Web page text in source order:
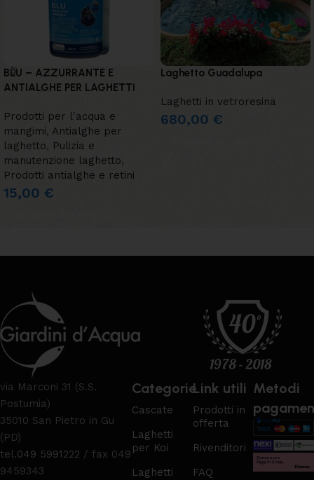
BLU – AZZURRANTE E
ANTIALGHE PER LAGHETTI
Prodotti per l'acqua e
mangimi, Antialghe per
laghetto, Pulizia e
manutenzione laghetto,
Prodotti antialghe e retini
15,00 €
Laghetto Guadalupa
Laghetti in vetroresina
680,00 €
via Marconi 31 (S.S.
Postumia)
35010 San Pietro in Gu
(PD)
tel.049 5991222 / fax 049
9459343
Categorie
Cascate
Laghetti
per Koi
Laghetti
Link utili
Prodotti in
offerta
Rivenditori
FAQ
Metodi